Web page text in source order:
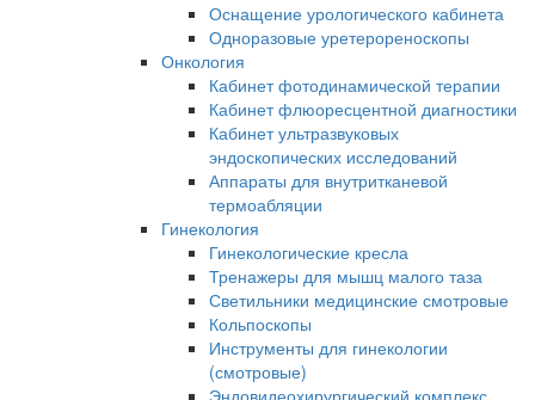
Оснащение урологического кабинета
Одноразовые уретерореноскопы
Онкология
Кабинет фотодинамической терапии
Кабинет флюоресцентной диагностики
Кабинет ультразвуковых
эндоскопических исследований
Аппараты для внутритканевой
термоабляции
Гинекология
Гинекологические кресла
Тренажеры для мышц малого таза
Светильники медицинские смотровые
Кольпоскопы
Инструменты для гинекологии
(смотровые)